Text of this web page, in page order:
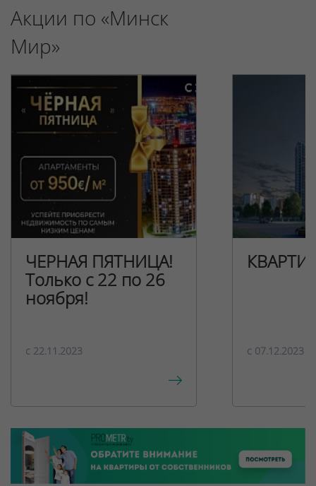
Акции по «Минск
Мир»
ЧЕРНАЯ ПЯТНИЦА!
Только с 22 по 26
ноября!
c 22.11.2023 c 07.12.2023